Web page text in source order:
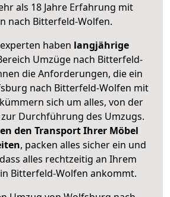
als 18 Jahre Erfahrung mit
nach Bitterfeld-Wolfen.
haben langjährige
Umzüge nach Bitterfeld-
die Anforderungen, die ein
nach Bitterfeld-Wolfen mit
sich um alles, von der
Durchführung des Umzugs.
den Transport Ihrer Möbel
, packen alles sicher ein und
alles rechtzeitig an Ihrem
Bitterfeld-Wolfen ankommt.